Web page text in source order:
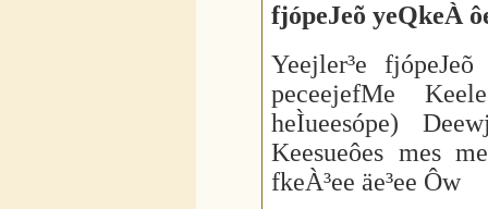
fjópeJeõ yeQkeÀ
Yeejler³e
peceejefMe
heÌueesópe)
Keesueôes mes
fkeÀ³ee äe³ee Ôw